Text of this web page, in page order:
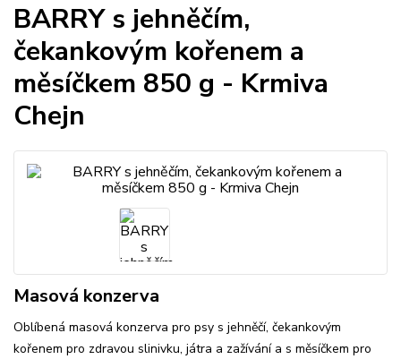
BARRY s jehněčím,
čekankovým kořenem a
měsíčkem 850 g - Krmiva
Chejn
Masová konzerva
Oblíbená masová konzerva pro psy s jehněčí, čekankovým
kořenem pro zdravou slinivku, játra a zažívání a s měsíčkem pro